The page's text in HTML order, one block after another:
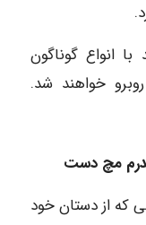
انواع گوناگون
خواهند شد.
که از دستان خود